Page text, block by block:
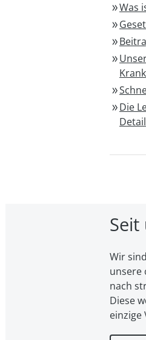
Was
Die
Detail
Wir
unsere
nach
Diese
einzige